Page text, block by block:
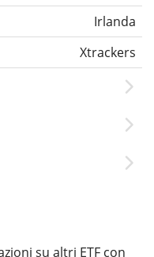
Irlanda
Xtrackers
su altri ETF con